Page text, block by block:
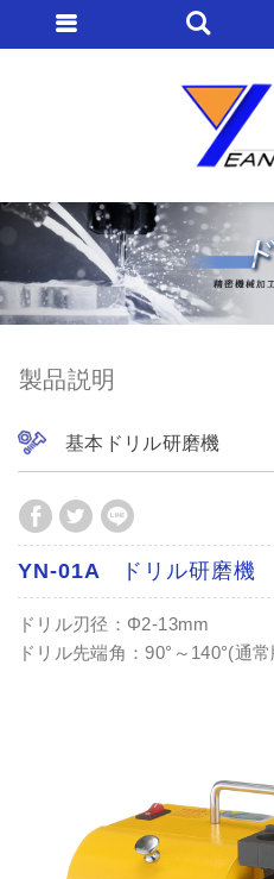
製品説明
基本ドリル研磨機
YN-01A ドリル研磨機
ドリル刃径：Φ2-13mm
ドリル先端角：90°～140°(通